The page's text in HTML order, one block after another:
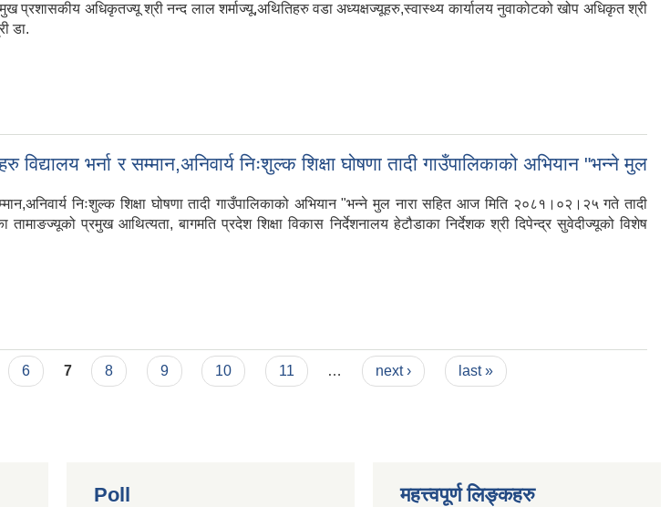
प्रशासकीय अधिकृतज्यू श्री नन्द लाल शर्माज्यू,अथितिहरु वडा अध्यक्षज्यूहरु,स्वास्थ्य कार्यालय नुवाकोटको खोप अधिकृत श्री
डा.
भर्ना र सम्मान,अनिवार्य निःशुल्क शिक्षा घोषणा तादी गाउँपालिकाको अभियान "भन्ने मुल
निःशुल्क शिक्षा घोषणा तादी गाउँपालिकाको अभियान "भन्ने मुल नारा सहित आज मिति २०८१।०२।२५ गते तादी
प्रमुख आथित्यता, बागमति प्रदेश शिक्षा विकास निर्देशनालय हेटौडाका निर्देशक श्री दिपेन्द्र सुवेदीज्यूको विशेष
6 7 8 9 10 11 … next › last »
Poll महत्त्वपूर्ण लिङ्कहरु